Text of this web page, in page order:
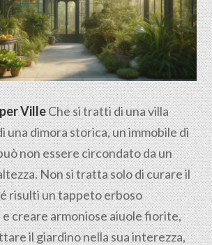
VilleChe si tratti di una villa
una dimora storica, un immobile di
non essere circondato da un
Non si tratta solo di curare il
risulti un tappeto erboso
creare armoniose aiuole fiorite,
il giardino nella sua interezza,